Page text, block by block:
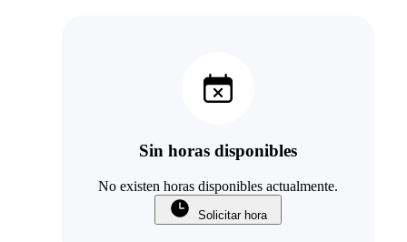
Sin horas disponibles
No existen horas disponibles actualmente.
Solicitar hora